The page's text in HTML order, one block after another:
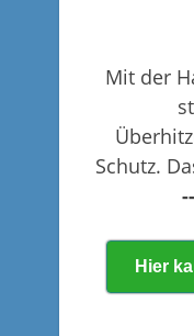
Mit der
Schutz.
Hier